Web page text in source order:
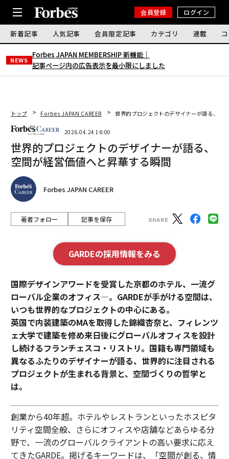
会員登録 ログイン
新着記事 人気記事 会員限定記事 カテゴリ 連載
NEWS
Forbes JAPAN MEMBERSHIP 新機能｜
記事ページ内の広告表示を最小限にしました
トップ Forbes JAPAN CAREER 世界的プロジェクトのデザイナーが語る、空
2026.04.24 16:00
世界的プロジェクトのデザイナーが語る、
空間が経営価値へと昇華する瞬間
Forbes JAPAN CAREER
著者フォロー 記事を保存
GARDEの採用情報をみる
国際デザインアワードを受賞した京都のホテル、一流グ
ローバル企業のオフィス—。GARDEが手がける空間は、
いつも世界的なプロジェクトの中心にある。
英国で内装建築のMAを取得した錦織杏奈と、フィレンツ
ェ大学で建築を修め来日後にグローバルオフィスを設計
し続けるフランチェスコ・リストリ。国籍も専門領域も
異なるふたりのデザイナーが語る、世界的に注目される
プロジェクトが生まれる背景と、空間づくりの哲学と
は。
創業から40年超。ホテルやレストランといったホスピタ
リティ空間全般、さらにオフィスや店舗などあらゆる分
野で、一流のグローバルクライアントの高い要求に応え
てきたGARDE。掲げるキーワードは、「空間が創る、情